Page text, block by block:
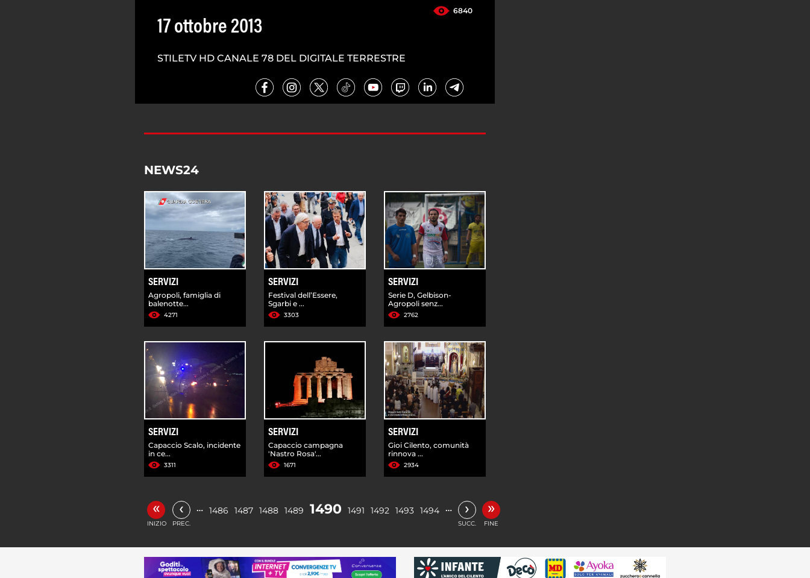
6840
17 ottobre 2013
STILETV HD CANALE 78 DEL DIGITALE TERRESTRE
NEWS24
SERVIZI
Agropoli, famiglia di
balenotte...
4271
SERVIZI
Festival dell’Essere,
Sgarbi e ...
3303
SERVIZI
Serie D, Gelbison-
Agropoli senz...
2762
SERVIZI
Capaccio Scalo, incidente
in ce...
3311
SERVIZI
Capaccio campagna
'Nastro Rosa'...
1671
SERVIZI
Gioi Cilento, comunità
rinnova ...
2934
«
INIZIO
‹
PREC.
… 1486 1487 1488 1489 1490 1491 1492 1493 1494 … ›
SUCC.
»
FINE